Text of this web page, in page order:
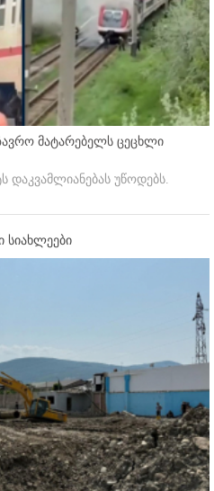
მატარებელს ცეცხლი
დაკვამლიანებას უწოდებს.